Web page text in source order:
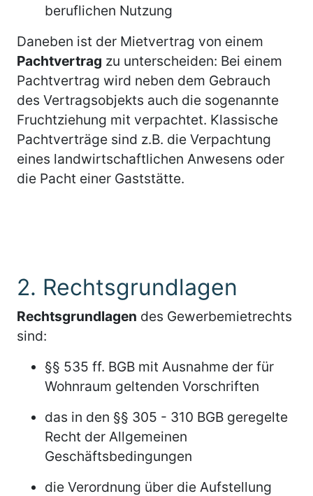
beruflichen Nutzung
Daneben ist der Mietvertrag von einem
Pachtvertrag zu unterscheiden: Bei einem
Pachtvertrag wird neben dem Gebrauch
des Vertragsobjekts auch die sogenannte
Fruchtziehung mit verpachtet. Klassische
Pachtverträge sind z.B. die Verpachtung
eines landwirtschaftlichen Anwesens oder
die Pacht einer Gaststätte.
2. Rechtsgrundlagen
Rechtsgrundlagen des Gewerbemietrechts
sind:
§§ 535 ff. BGB mit Ausnahme der für
Wohnraum geltenden Vorschriften
das in den §§ 305 - 310 BGB geregelte
Recht der Allgemeinen
Geschäftsbedingungen
die Verordnung über die Aufstellung